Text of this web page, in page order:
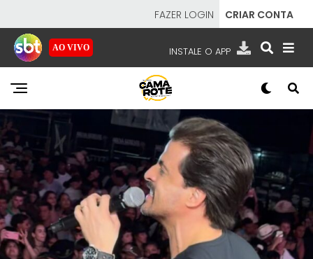
FAZER LOGIN CRIAR CONTA
AO VIVO INSTALE O APP
EMISSORAS
NOSSAS REDES
SBT - SISTEMA BRASILEIRO DE TELEVISÃO